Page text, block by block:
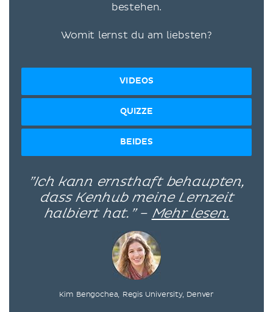
bestehen.
Womit lernst du am liebsten?
VIDEOS
QUIZZE
BEIDES
”Ich kann ernsthaft behaupten,
dass Kenhub meine Lernzeit
halbiert hat.” – Mehr lesen.
Kim Bengochea, Regis University, Denver